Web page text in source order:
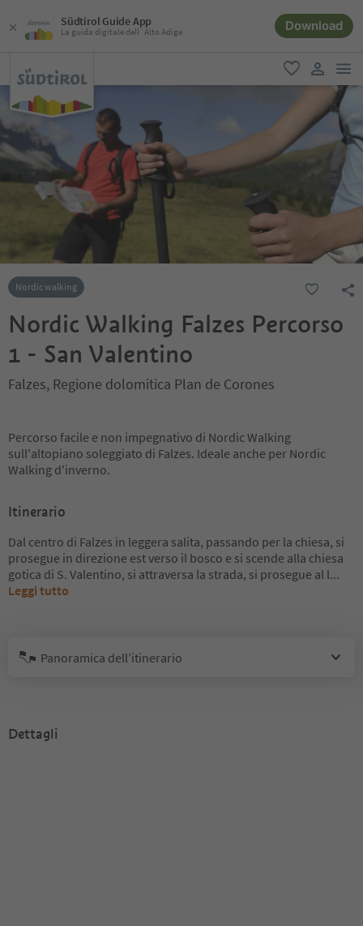
Südtirol Guide App
La guida digitale dell´Alto Adige Download
favoriti
user link
Nordic walking
Nordic Walking Falzes Percorso
1 - San Valentino
Falzes, Regione dolomitica Plan de Corones
Percorso facile e non impegnativo di Nordic Walking
sull'altopiano soleggiato di Falzes. Ideale anche per Nordic
Walking d'inverno.
Itinerario
Dal centro di Falzes in leggera salita, passando per la chiesa, si
prosegue in direzione est verso il bosco e si scende alla chiesa
gotica di S. Valentino, si attraversa la strada, si prosegue al l...
Leggi tutto
Panoramica dell’itinerario
Dettagli